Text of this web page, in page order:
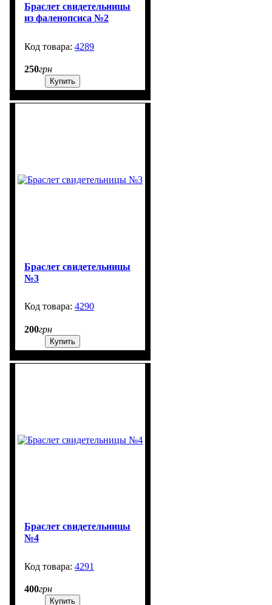
Браслет свидетельницы
из фаленопсиса №2
4289
250грн
Купить
Браслет свидетельницы
№3
4290
200грн
Купить
Браслет свидетельницы
№4
4291
400грн
Купить